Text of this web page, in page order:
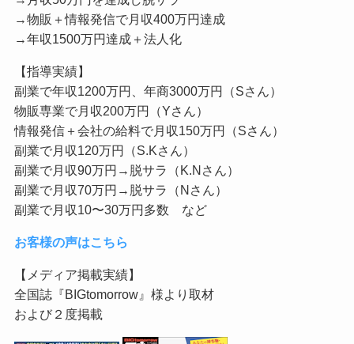
→物販＋情報発信で月収400万円達成
→年収1500万円達成＋法人化
【指導実績】
副業で年収1200万円、年商3000万円（Sさん）
物販専業で月収200万円（Yさん）
情報発信＋会社の給料で月収150万円（Sさん）
副業で月収120万円（S.Kさん）
副業で月収90万円→脱サラ（K.Nさん）
副業で月収70万円→脱サラ（Nさん）
副業で月収10〜30万円多数 など
お客様の声はこちら
【メディア掲載実績】
全国誌『BIGtomorrow』様より取材
および２度掲載